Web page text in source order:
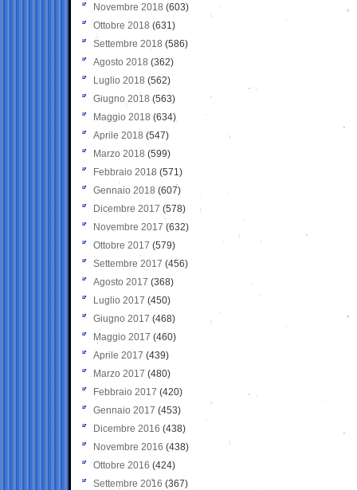
Novembre 2018 (603)
Ottobre 2018 (631)
Settembre 2018 (586)
Agosto 2018 (362)
Luglio 2018 (562)
Giugno 2018 (563)
Maggio 2018 (634)
Aprile 2018 (547)
Marzo 2018 (599)
Febbraio 2018 (571)
Gennaio 2018 (607)
Dicembre 2017 (578)
Novembre 2017 (632)
Ottobre 2017 (579)
Settembre 2017 (456)
Agosto 2017 (368)
Luglio 2017 (450)
Giugno 2017 (468)
Maggio 2017 (460)
Aprile 2017 (439)
Marzo 2017 (480)
Febbraio 2017 (420)
Gennaio 2017 (453)
Dicembre 2016 (438)
Novembre 2016 (438)
Ottobre 2016 (424)
Settembre 2016 (367)